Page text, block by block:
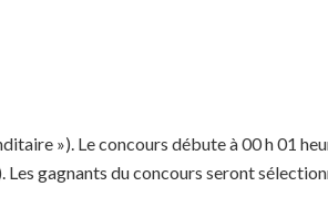
»). Le concours débute à 00 h 01
gagnants du concours seront